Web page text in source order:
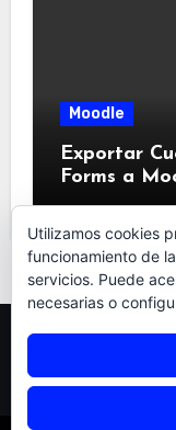
Moodle
Exportar
Forms a
Utilizamos cookies
funcionamiento de
servicios. Puede
necesarias o